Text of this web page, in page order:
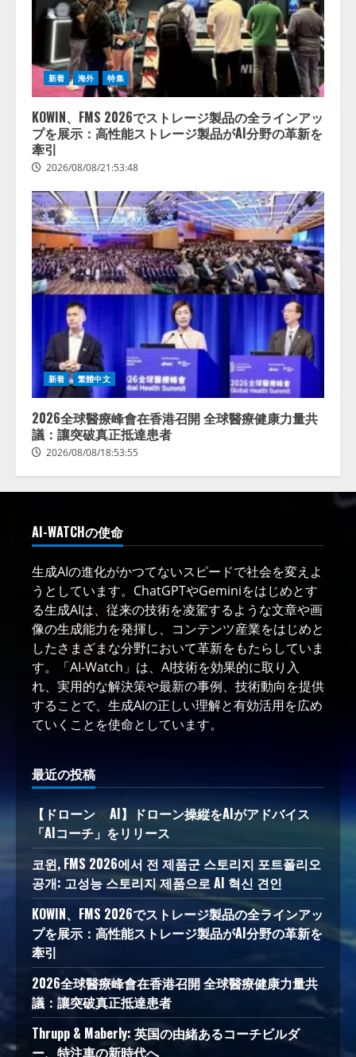
新着 海外 特集
KOWIN、FMS 2026でストレージ製品の全ラインアッ
プを展示：高性能ストレージ製品がAI分野の革新を
牽引
2026/08/08/21:53:48
新着 繁體中文
2026全球醫療峰會在香港召開 全球醫療健康力量共
議：讓突破真正抵達患者
2026/08/08/18:53:55
AI-WATCHの使命
生成AIの進化がかつてないスピードで社会を変えよ
うとしています。ChatGPTやGeminiをはじめとす
る生成AIは、従来の技術を凌駕するような文章や画
像の生成能力を発揮し、コンテンツ産業をはじめと
したさまざまな分野において革新をもたらしていま
す。「AI-Watch」は、AI技術を効果的に取り入
れ、実用的な解決策や最新の事例、技術動向を提供
することで、生成AIの正しい理解と有効活用を広め
ていくことを使命としています。
最近の投稿
【ドローン
AI】ドローン操縦をAIがアドバイス
「AIコーチ」をリリース
코윈, FMS 2026에서 전 제품군 스토리지 포트폴리오
공개: 고성능 스토리지 제품으로 AI 혁신 견인
KOWIN、FMS 2026でストレージ製品の全ラインアッ
プを展示：高性能ストレージ製品がAI分野の革新を
牽引
2026全球醫療峰會在香港召開 全球醫療健康力量共
議：讓突破真正抵達患者
Thrupp & Maberly: 英国の由緒あるコーチビルダ
ー、特注車の新時代へ